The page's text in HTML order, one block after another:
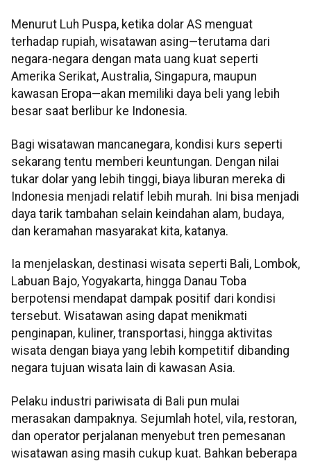
Menurut Luh Puspa, ketika dolar AS menguat
terhadap rupiah, wisatawan asing—terutama dari
negara-negara dengan mata uang kuat seperti
Amerika Serikat, Australia, Singapura, maupun
kawasan Eropa—akan memiliki daya beli yang lebih
besar saat berlibur ke Indonesia.
Bagi wisatawan mancanegara, kondisi kurs seperti
sekarang tentu memberi keuntungan. Dengan nilai
tukar dolar yang lebih tinggi, biaya liburan mereka di
Indonesia menjadi relatif lebih murah. Ini bisa menjadi
daya tarik tambahan selain keindahan alam, budaya,
dan keramahan masyarakat kita, katanya.
Ia menjelaskan, destinasi wisata seperti Bali, Lombok,
Labuan Bajo, Yogyakarta, hingga Danau Toba
berpotensi mendapat dampak positif dari kondisi
tersebut. Wisatawan asing dapat menikmati
penginapan, kuliner, transportasi, hingga aktivitas
wisata dengan biaya yang lebih kompetitif dibanding
negara tujuan wisata lain di kawasan Asia.
Pelaku industri pariwisata di Bali pun mulai
merasakan dampaknya. Sejumlah hotel, vila, restoran,
dan operator perjalanan menyebut tren pemesanan
wisatawan asing masih cukup kuat. Bahkan beberapa